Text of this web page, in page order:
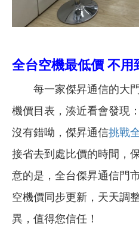
全台空機最低價 不用
每一家傑昇通信的大
機價目表，湊近看會發現
沒有錯呦，傑昇通信挑戰
接省去到處比價的時間，
意的是，全台傑昇通信門
空機價同步更新，天天調
異，值得您信任！